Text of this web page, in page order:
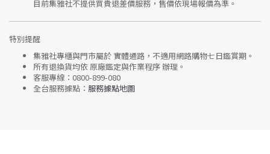
目前集雅社不提供買貴退差價服務 ，售價依現場報價為準。
特別提醒
集雅社專櫃與門市屬於 實體通路，不適用網路購物七日鑑賞期 。
所有退換貨均依 原廠鑑定與作業程序辦理。
客服專線： 0800-899-080
全台服務據點： 服務據點地圖